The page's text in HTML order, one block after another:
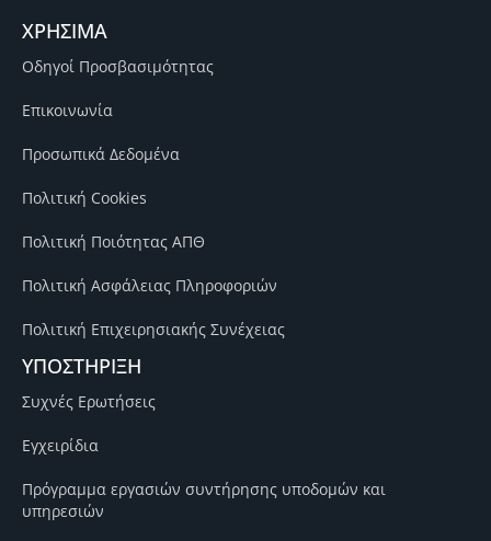
ΧΡΗΣΙΜΑ
Οδηγοί Προσβασιμότητας
Επικοινωνία
Προσωπικά Δεδομένα
Πολιτική Cookies
Πολιτική Ποιότητας ΑΠΘ
Πολιτική Ασφάλειας Πληροφοριών
Πολιτική Επιχειρησιακής Συνέχειας
ΥΠΟΣΤΗΡΙΞΗ
Συχνές Ερωτήσεις
Εγχειρίδια
Πρόγραμμα εργασιών συντήρησης υποδομών και
υπηρεσιών